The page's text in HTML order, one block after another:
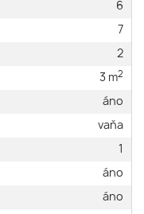
6
7
2
3 m2
áno
vaňa
1
áno
áno